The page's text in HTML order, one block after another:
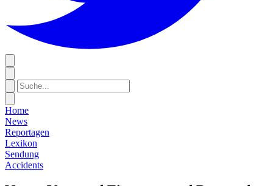
Home
News
Reportagen
Lexikon
Sendung
Accidents